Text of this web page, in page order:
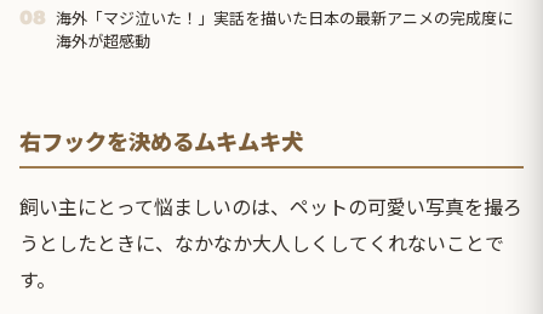
08 海外「マジ泣いた！」実話を描いた日本の最新アニメの完成度に
海外が超感動
右フックを決めるムキムキ犬
飼い主にとって悩ましいのは、ペットの可愛い写真を撮ろ
うとしたときに、なかなか大人しくしてくれないことで
す。